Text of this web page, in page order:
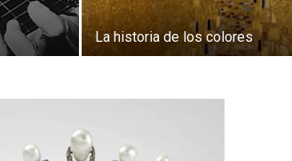
La historia de los colores